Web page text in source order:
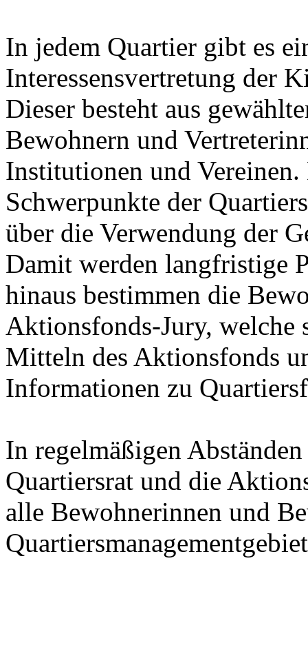
In jedem Quartier gibt es
Interessensvertretung der
Dieser besteht aus
Bewohnern und
Institutionen und
Schwerpunkte der
über die Verwendung der
Damit werden langfristige
hinaus bestimmen die
Aktionsfonds-Jury, welche
Mitteln des Aktionsfonds
Informationen zu
In regelmäßigen
Quartiersrat und die
alle Bewohnerinnen und